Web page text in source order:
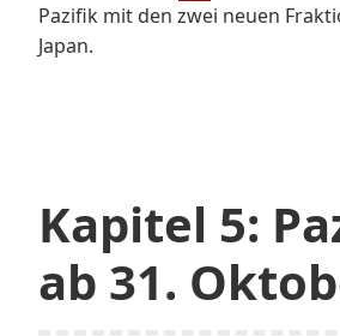
Pazifik mit den zwei neuen
Japan.
Kapitel 5:
ab 31.